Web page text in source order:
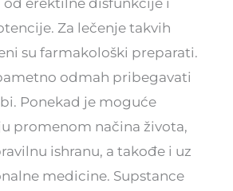
Za lečenje takvih
su farmakološki preparati.
odmah pribegavati
Ponekad je moguće
promenom načina života,
ishranu, a takođe i uz
medicine. Supstance